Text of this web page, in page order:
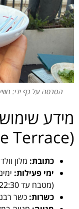
הטרסה על כף ידי:
מידע
(The Terrace)
כתובת: מלון
ימי פעילות:
(מטבח עד 22:30)
כשרות: כשר